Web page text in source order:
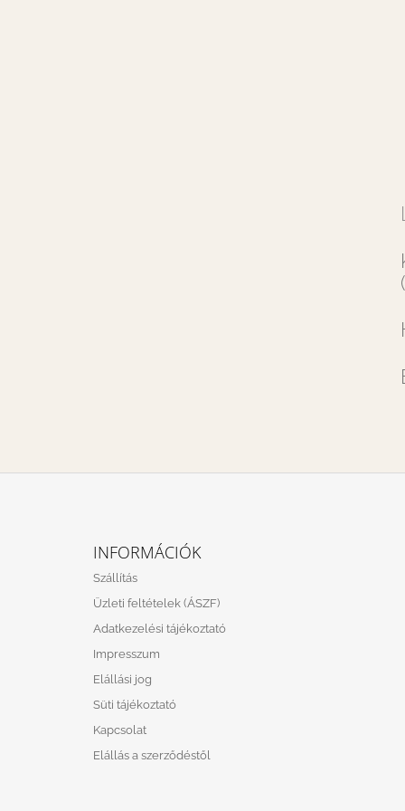
INFORMÁCIÓK
Szállítás
Üzleti feltételek (ÁSZF)
Adatkezelési tájékoztató
Impresszum
Elállási jog
Süti tájékoztató
Kapcsolat
Elállás a szerződéstől